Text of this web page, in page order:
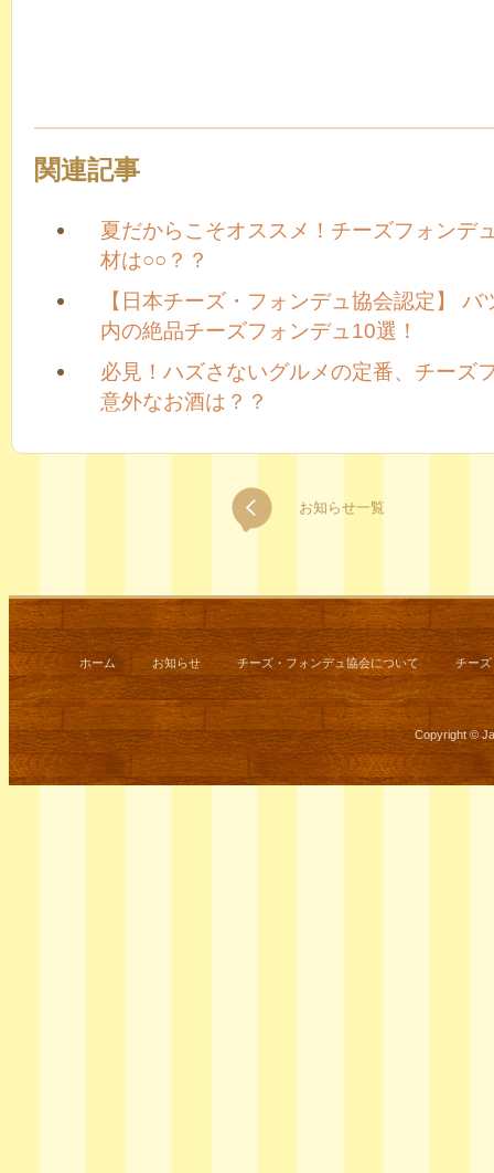
関連記事
夏だからこそオススメ！チーズフォンデ
材は○○？？
【日本チーズ・フォンデュ協会認定】 バ
内の絶品チーズフォンデュ10選！
必見！ハズさないグルメの定番、チーズ
意外なお酒は？？
お知らせ一覧
ホーム お知らせ チーズ・フォンデュ協会について チー
Copyright ©